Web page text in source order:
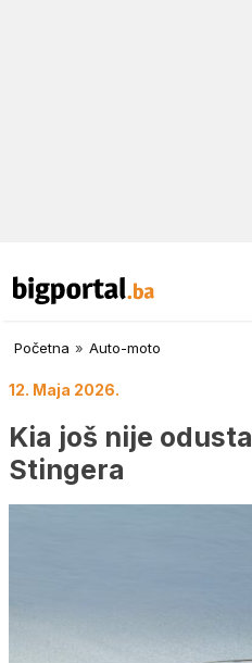
Početna » Auto-moto
12. Maja 2026.
Kia još nije
Stingera